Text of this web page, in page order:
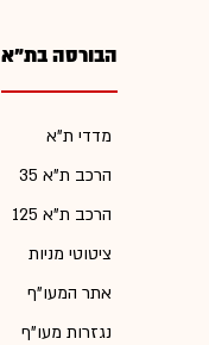
הבורסה בת"א
מדדי ת"א
הרכב ת"א 35
הרכב ת"א 125
ציטוטי מניות
אתר המעו"ף
נגזרות מעו"ף